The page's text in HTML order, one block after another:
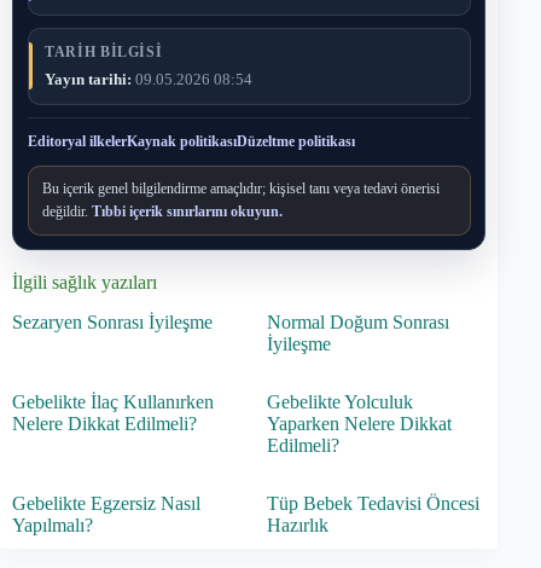
TARIH BILGISI
Yayın tarihi: 09.05.2026 08:54
Editoryal ilkelerKaynak politikasıDüzeltme politikası
Bu içerik genel bilgilendirme amaçlıdır; kişisel tanı veya tedavi önerisi
değildir. Tıbbi içerik sınırlarını okuyun.
İlgili sağlık yazıları
Sezaryen Sonrası İyileşme
Normal Doğum Sonrası
İyileşme
Gebelikte İlaç Kullanırken
Nelere Dikkat Edilmeli?
Gebelikte Yolculuk
Yaparken Nelere Dikkat
Edilmeli?
Gebelikte Egzersiz Nasıl
Yapılmalı?
Tüp Bebek Tedavisi Öncesi
Hazırlık